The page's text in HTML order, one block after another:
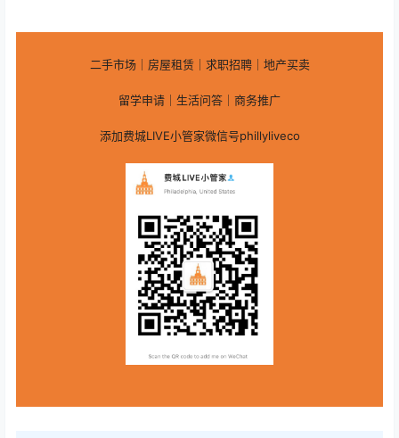
二手市场｜房屋租赁｜求职招聘｜地产买卖
留学申请｜生活问答｜商务推广
添加费城LIVE小管家微信号phillyliveco